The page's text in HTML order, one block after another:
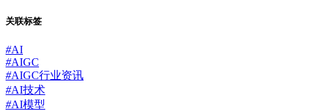
关联标签
#AI
#AIGC
#AIGC行业资讯
#AI技术
#AI模型